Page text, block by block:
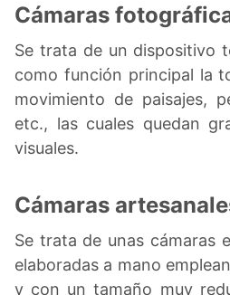
Cámaras
Se trata de un dispositivo
como función principal la
movimiento de paisajes,
etc., las cuales quedan
visuales.
Cámaras
Se trata de unas cámaras
elaboradas a mano
y con un tamaño muy